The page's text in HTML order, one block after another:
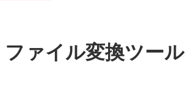
ファイル変換ツール